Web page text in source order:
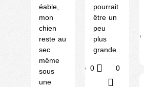
éable,
mon
chien
reste au
sec
même
sous
une
pourrait
être un
peu
plus
grande.
Utile 0 0
Utile